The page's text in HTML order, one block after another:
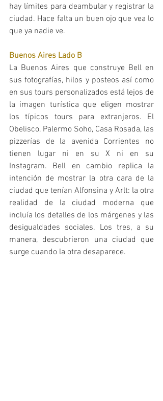
hay límites para deambular y registrar la
ciudad. Hace falta un buen ojo que vea lo
que ya nadie ve.
Buenos Aires Lado B
La Buenos Aires que construye Bell en
sus fotografías, hilos y posteos así como
en sus tours personalizados está lejos de
la imagen turística que eligen mostrar
los típicos tours para extranjeros. El
Obelisco, Palermo Soho, Casa Rosada, las
pizzerías de la avenida Corrientes no
tienen lugar ni en su X ni en su
Instagram. Bell en cambio replica la
intención de mostrar la otra cara de la
ciudad que tenían Alfonsina y Arlt: la otra
realidad de la ciudad moderna que
incluía los detalles de los márgenes y las
desigualdades sociales. Los tres, a su
manera, descubrieron una ciudad que
surge cuando la otra desaparece.